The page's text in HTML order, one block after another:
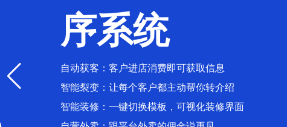
序系统
自动获客：客户进店消费即可获取信息
智能裂变：让每个客户都主动帮你转介绍
智能装修：一键切换模板，可视化装修界面